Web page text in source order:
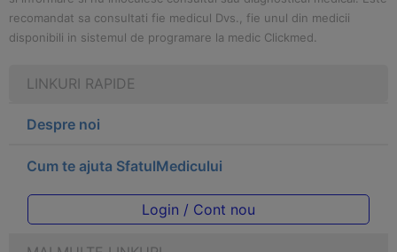
recomandat sa consultati fie medicul Dvs., fie unul din medicii
disponibili in sistemul de programare la medic Clickmed.
LINKURI RAPIDE
Despre noi
Cum te ajuta SfatulMedicului
Login / Cont nou